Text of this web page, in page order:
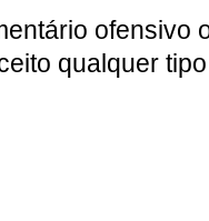
ofensivo
qualquer